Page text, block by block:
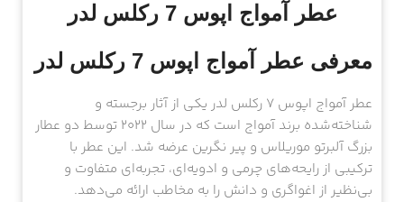
عطر آمواج اپوس 7 رکلس لدر
معرفی عطر آمواج اپوس 7 رکلس لدر
عطر آمواج اپوس 7 رکلس لدر یکی از آثار برجسته و
شناخته‌شده برند آمواج است که در سال 2022 توسط دو عطار
بزرگ آلبرتو موریلاس و پیر نگرین عرضه شد. این عطر با
ترکیبی از رایحه‌های چرمی و ادویه‌ای، تجربه‌ای متفاوت و
بی‌نظیر از اغواگری و دانش را به مخاطب ارائه می‌دهد.